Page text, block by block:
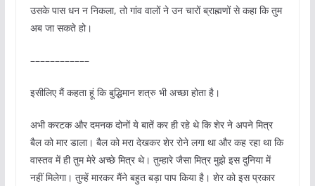
उसके पास धन न निकला, तो गांव वालों ने उन चारों ब्राह्मणों से कहा कि तुम
अब जा सकते हो।
––––––––––––
इसीलिए मैं कहता हूं कि बुद्धिमान शत्रु भी अच्छा होता है।
अभी करटक और दमनक दोनों ये बातें कर ही रहे थे कि शेर ने अपने मित्र
बैल को मार डाला। बैल को मरा देखकर शेर रोने लगा था और कह रहा था कि
वास्तव में ही तुम मेरे अच्छे मित्र थे। तुम्हारे जैसा मित्र मुझे इस दुनिया में
नहीं मिलेगा। तुम्हें मारकर मैंने बहुत बड़ा पाप किया है। शेर को इस प्रकार